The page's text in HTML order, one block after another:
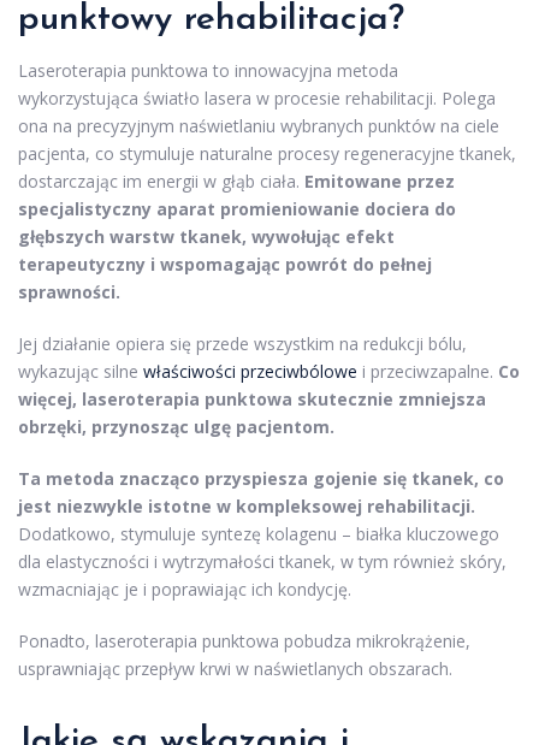
punktowy rehabilitacja?
Laseroterapia punktowa to innowacyjna metoda
wykorzystująca światło lasera w procesie rehabilitacji. Polega
ona na precyzyjnym naświetlaniu wybranych punktów na ciele
pacjenta, co stymuluje naturalne procesy regeneracyjne tkanek,
dostarczając im energii w głąb ciała. Emitowane przez
specjalistyczny aparat promieniowanie dociera do
głębszych warstw tkanek, wywołując efekt
terapeutyczny i wspomagając powrót do pełnej
sprawności.
Jej działanie opiera się przede wszystkim na redukcji bólu,
wykazując silne właściwości przeciwbólowe i przeciwzapalne. Co
więcej, laseroterapia punktowa skutecznie zmniejsza
obrzęki, przynosząc ulgę pacjentom.
Ta metoda znacząco przyspiesza gojenie się tkanek, co
jest niezwykle istotne w kompleksowej rehabilitacji.
Dodatkowo, stymuluje syntezę kolagenu – białka kluczowego
dla elastyczności i wytrzymałości tkanek, w tym również skóry,
wzmacniając je i poprawiając ich kondycję.
Ponadto, laseroterapia punktowa pobudza mikrokrążenie,
usprawniając przepływ krwi w naświetlanych obszarach.